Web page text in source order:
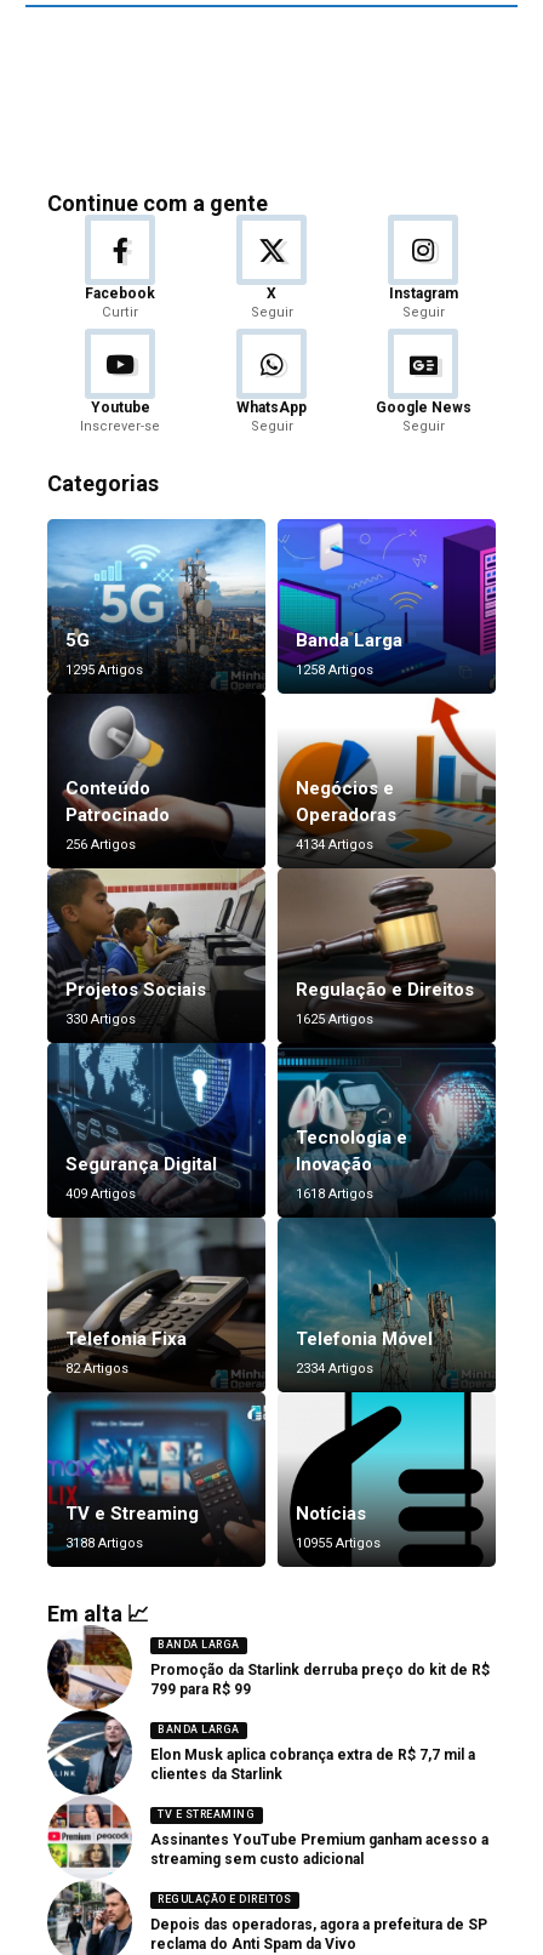
Continue com a gente
Facebook
Curtir
X
Seguir
Instagram
Seguir
Youtube
Inscrever-se
WhatsApp
Seguir
Google News
Seguir
Categorias
5G
1295 Artigos
Banda Larga
1258 Artigos
Conteúdo
Patrocinado
256 Artigos
Negócios e
Operadoras
4134 Artigos
Projetos Sociais
330 Artigos
Regulação e Direitos
1625 Artigos
Segurança Digital
409 Artigos
Tecnologia e
Inovação
1618 Artigos
Telefonia Fixa
82 Artigos
Telefonia Móvel
2334 Artigos
TV e Streaming
3188 Artigos
Notícias
10955 Artigos
Em alta 📈
BANDA LARGA
Promoção da Starlink derruba preço do kit de R$
799 para R$ 99
BANDA LARGA
Elon Musk aplica cobrança extra de R$ 7,7 mil a
clientes da Starlink
TV E STREAMING
Assinantes YouTube Premium ganham acesso a
streaming sem custo adicional
REGULAÇÃO E DIREITOS
Depois das operadoras, agora a prefeitura de SP
reclama do Anti Spam da Vivo